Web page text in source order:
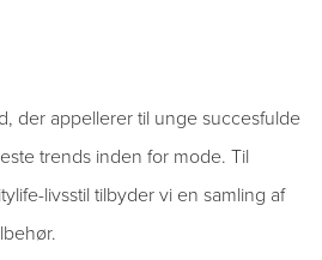
der appellerer til unge succesfulde
trends inden for mode. Til
livsstil tilbyder vi en samling af